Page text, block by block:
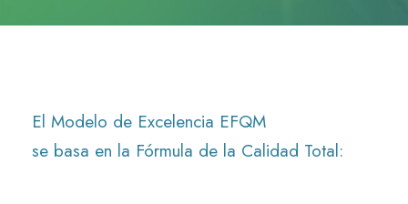
El Modelo de Excelencia EFQM
se basa en la Fórmula de la Calidad Total: